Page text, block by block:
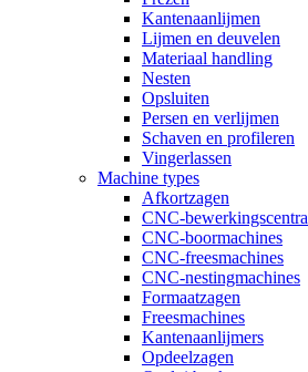
Kantenaanlijmen
Lijmen en deuvelen
Materiaal handling
Nesten
Opsluiten
Persen en verlijmen
Schaven en profileren
Vingerlassen
Machine types
Afkortzagen
CNC-bewerkingscentra
CNC-boormachines
CNC-freesmachines
CNC-nestingmachines
Formaatzagen
Freesmachines
Kantenaanlijmers
Opdeelzagen